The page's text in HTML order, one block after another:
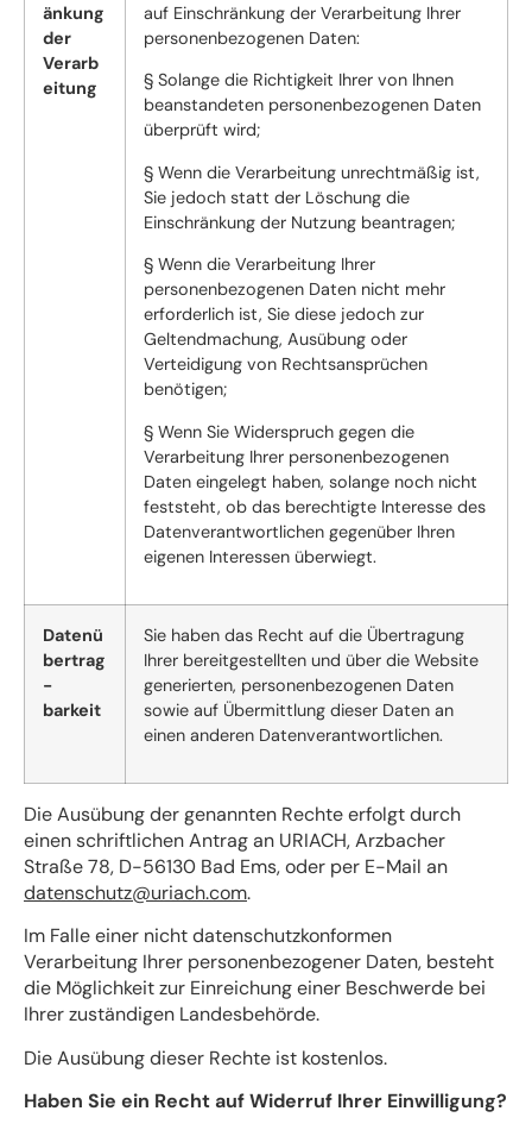
änkung
der
Verarb
eitung
auf Einschränkung der Verarbeitung Ihrer
personenbezogenen Daten:
§ Solange die Richtigkeit Ihrer von Ihnen
beanstandeten personenbezogenen Daten
überprüft wird;
§ Wenn die Verarbeitung unrechtmäßig ist,
Sie jedoch statt der Löschung die
Einschränkung der Nutzung beantragen;
§ Wenn die Verarbeitung Ihrer
personenbezogenen Daten nicht mehr
erforderlich ist, Sie diese jedoch zur
Geltendmachung, Ausübung oder
Verteidigung von Rechtsansprüchen
benötigen;
§ Wenn Sie Widerspruch gegen die
Verarbeitung Ihrer personenbezogenen
Daten eingelegt haben, solange noch nicht
feststeht, ob das berechtigte Interesse des
Datenverantwortlichen gegenüber Ihren
eigenen Interessen überwiegt.
Datenü
bertrag
-
barkeit
Sie haben das Recht auf die Übertragung
Ihrer bereitgestellten und über die Website
generierten, personenbezogenen Daten
sowie auf Übermittlung dieser Daten an
einen anderen Datenverantwortlichen.
Die Ausübung der genannten Rechte erfolgt durch
einen schriftlichen Antrag an URIACH, Arzbacher
Straße 78, D-56130 Bad Ems, oder per E-Mail an
datenschutz@uriach.com.
Im Falle einer nicht datenschutzkonformen
Verarbeitung Ihrer personenbezogener Daten, besteht
die Möglichkeit zur Einreichung einer Beschwerde bei
Ihrer zuständigen Landesbehörde.
Die Ausübung dieser Rechte ist kostenlos.
Haben Sie ein Recht auf Widerruf Ihrer Einwilligung?